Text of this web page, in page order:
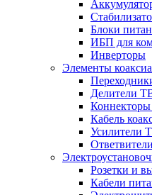
Блоки
ИБП для
Инверторы
Элементы
Делители
Коннекторы
Кабель
Усилители
Розетки и
Кабели